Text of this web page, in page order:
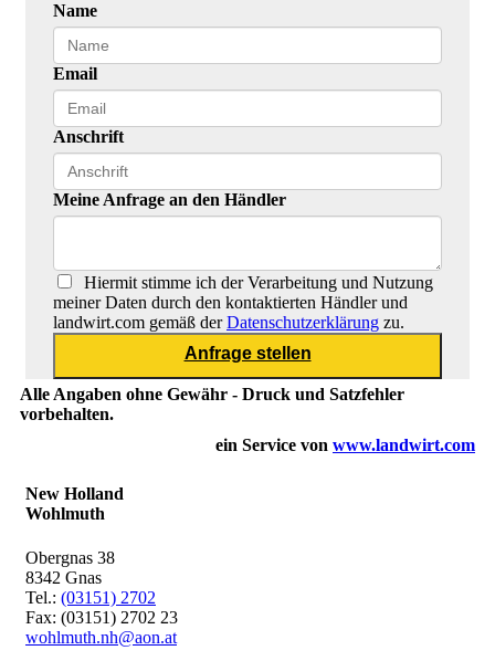
Name
Email
Anschrift
Meine Anfrage an den Händler
Hiermit stimme ich der Verarbeitung und Nutzung
meiner Daten durch den kontaktierten Händler und
landwirt.com gemäß derDatenschutzerklärung zu.
Alle Angaben ohne Gewähr - Druck und Satzfehler
vorbehalten.
ein Service von www.landwirt.com
New Holland
Wohlmuth
Obergnas 38
8342 Gnas
Tel.: (03151) 2702
Fax: (03151) 2702 23
wohlmuth.nh@aon.at